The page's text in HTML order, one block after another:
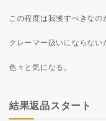
この程度は我慢すべきなの
クレーマー扱いにならない
色々と気になる。
結果返品スタート